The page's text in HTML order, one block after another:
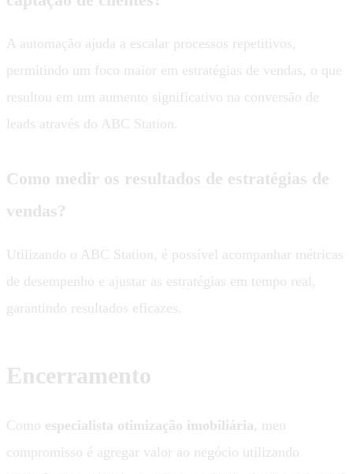
A automação ajuda a escalar processos repetitivos,
permitindo um foco maior em estratégias de vendas, o que
resultou em um aumento significativo na conversão de
leads através do ABC Station.
Como medir os resultados de estratégias de
vendas?
Utilizando o ABC Station, é possível acompanhar métricas
de desempenho e ajustar as estratégias em tempo real,
garantindo resultados eficazes.
Encerramento
Como especialista otimização imobiliária, meu
compromisso é agregar valor ao negócio utilizando